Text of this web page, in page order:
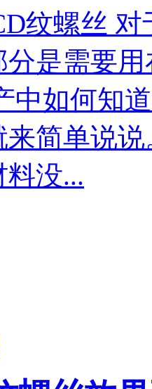
纹螺丝
分是需要
中如何知
简单说
没...